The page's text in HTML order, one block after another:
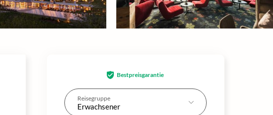
Bestpreisgarantie
Reisegruppe
Erwachsener